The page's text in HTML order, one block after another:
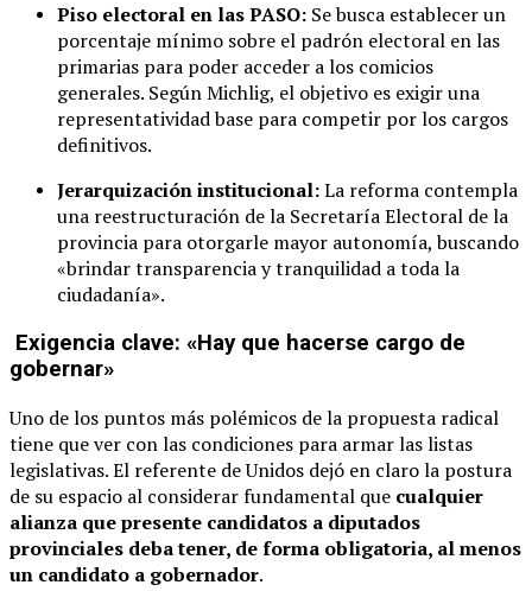
Piso electoral en las PASO: Se busca establecer un
porcentaje mínimo sobre el padrón electoral en las
primarias para poder acceder a los comicios
generales. Según Michlig, el objetivo es exigir una
representatividad base para competir por los cargos
definitivos.
Jerarquización institucional:La reforma contempla
una reestructuración de la Secretaría Electoral de la
provincia para otorgarle mayor autonomía, buscando
«brindar transparencia y tranquilidad a toda la
ciudadanía».
Exigencia clave: «Hay que hacerse cargo de
gobernar»
Uno de los puntos más polémicos de la propuesta radical
tiene que ver con las condiciones para armar las listas
legislativas. El referente de Unidos dejó en claro la postura
de su espacio al considerar fundamental que cualquier
alianza que presente candidatos a diputados
provinciales deba tener, de forma obligatoria, al menos
un candidato a gobernador.